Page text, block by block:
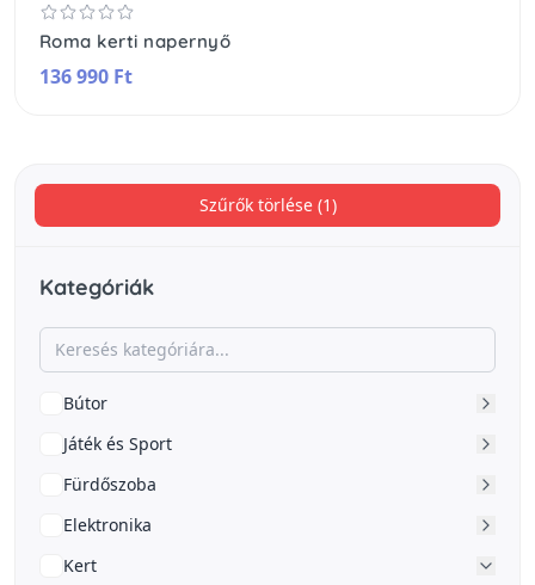
Szűrők törlése (1)
Kategóriák
Bútor
Játék és Sport
Fürdőszoba
Elektronika
Kert
Roma kerti napernyő
136 990 Ft